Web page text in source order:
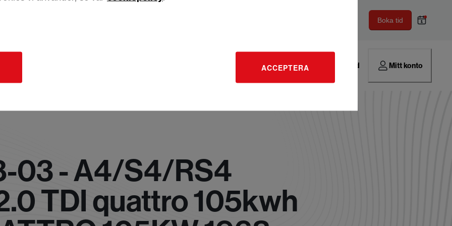
ACCEPTERA
Boka tid
Hitta verkstad Mitt konto
03 - A4/S4/RS4
TDI quattro 105kwh